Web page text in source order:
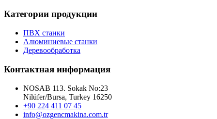
Категории продукции
ПВХ станки
Алюминиевые станки
Деревообработка
Контактная информация
NOSAB 113. Sokak No:23
Nilüfer/Bursa, Turkey 16250
+90 224 411 07 45
info@ozgencmakina.com.tr